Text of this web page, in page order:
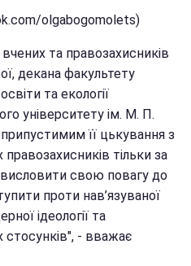
olgabogomolets)
та правозахисників
декана факультету
та екології
університету ім. М. П.
її цькування з
тільки за
свою повагу до
проти нав’язуваної
ідеології та
стосунків", - вважає